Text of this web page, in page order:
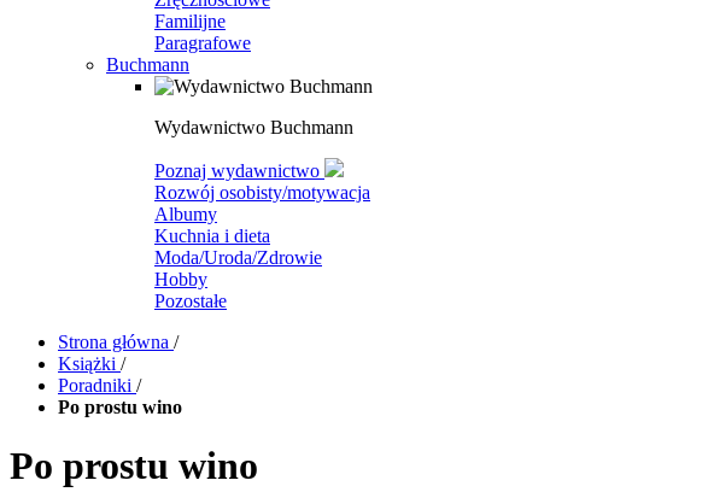
Familijne
Paragrafowe
Buchmann
Wydawnictwo Buchmann
Poznaj wydawnictwo
Rozwój osobisty/motywacja
Albumy
Kuchnia i dieta
Moda/Uroda/Zdrowie
Hobby
Pozostałe
Strona główna /
Książki /
Poradniki /
Po prostu wino
Po prostu wino